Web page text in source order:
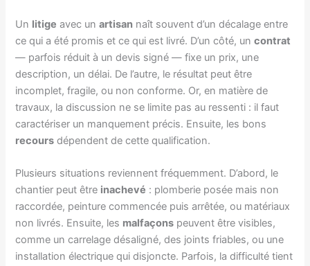
Un litige avec unartisan naît souvent d’un décalage entre
ce qui a été promis et ce qui est livré. D’un côté, uncontrat
— parfois réduit à un devis signé — fixe un prix, une
description, un délai. De l’autre, le résultat peut être
incomplet, fragile, ou non conforme. Or, en matière de
travaux, la discussion ne se limite pas au ressenti : il faut
caractériser un manquement précis. Ensuite, les bons
recours dépendent de cette qualification.
Plusieurs situations reviennent fréquemment. D’abord, le
chantier peut être inachevé : plomberie posée mais non
raccordée, peinture commencée puis arrêtée, ou matériaux
non livrés. Ensuite, les malfaçons peuvent être visibles,
comme un carrelage désaligné, des joints friables, ou une
installation électrique qui disjoncte. Parfois, la difficulté tient